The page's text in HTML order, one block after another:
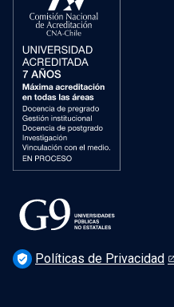
verified_user Políticas de Privacidad